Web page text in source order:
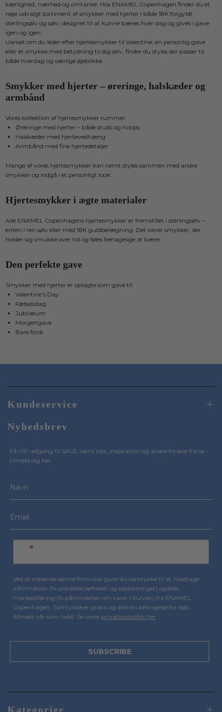
kærlighed, nærhed og omtanke. Hos ENAMEL Copenhagen finder du et
nøje udvalgt sortiment af smykker med hjerter i både 18K forgyldt
sterlingsølv og sølv, designet til at kunne bæres hver dag og gives i gave
igen og igen.
Uanset om du leder efter hjertesmykker til Valentine, en personlig gave
eller et smykke med betydning til dig selv, finder du styles der passer til
både hverdag og særlige øjeblikke.
Smykker med hjerter – øreringe, halskæder og
armbånd
Vores kollektion af hjertesmykker rummer:
Øreringe med hjerter – både studs og hoops
Halskæder med hjertevedhæng
Armbånd med fine hjertedetaljer
Mange af vores hjertesmykker kan nemt styles sammen med andre
smykker og indgå i et personligt look.
Hjertesmykker i ægte materialer
Alle ENAMEL Copenhagens hjertesmykker er fremstillet i sterlingsølv –
enten i ren sølv eller med 18K guldbelægning. Det sikrer smykker, der
holder sig smukke over tid og føles behagelige at bære.
Den perfekte gave
Smykker med hjerter er oplagte som gave til:
Valentine’s Day
Fødselsdag
Jubilæum
Morgengave
Bare fordi
Kundeservice
Kategorier
Nyhedsbrev
Få VIP-adgang til SALE, samt tips, inspiration og andre fordele fra os -
tilmeld dig her
Ved at indsende denne formular giver du samtykke til at modtage
information (fx ordrebekræftelser og opdateringer) og/eller
markedsføring (fx påmindelser om varer i kurven) fra ENAMEL
Copenhagen. Samtykke er gratis og ikke en betingelse for køb.
Afmeld når som helst. Se vores privatlivspolitik her
SUBSCRIBE